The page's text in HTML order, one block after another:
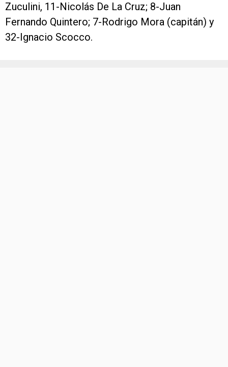
Zuculini, 11-Nicolás De La Cruz; 8-Juan
Fernando Quintero; 7-Rodrigo Mora (capitán) y
32-Ignacio Scocco.